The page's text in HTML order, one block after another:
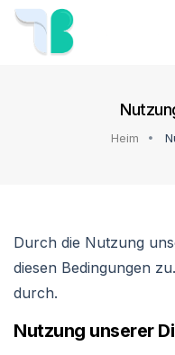
Heim
Durch die Nutzung
diesen Bedingungen
durch.
Nutzung unserer